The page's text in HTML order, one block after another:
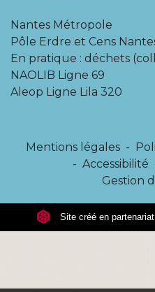
Nantes Métropole
Pôle Erdre et Cens
En pratique : déchets
NAOLIB Ligne 69
Aleop Ligne Lila 320
Mentions légales -
- Accessibilité
Gestion
Site créé en